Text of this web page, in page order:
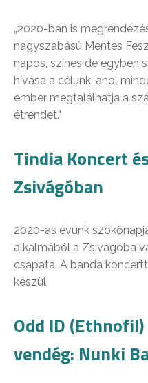
„2020-ban is
nagyszabású Mentes
napos, színes de egyben
hívása a célunk, ahol
ember megtalálhatja a
étrendet.”
Tindia Koncert
Zsivágóban
2020-as évünk
alkalmából a Zsivágóba
csapata. A banda
készül.
Odd ID
vendég: Nunki